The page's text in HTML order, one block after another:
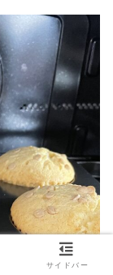
サイドバー